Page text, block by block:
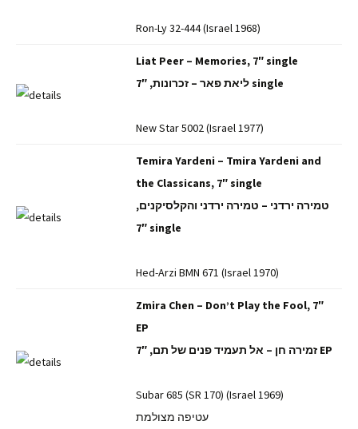
Ron-Ly 32-444 (Israel 1968)
Liat Peer – Memories, 7″ single
ליאת פאר – זכרונות, 7″ single
New Star 5002 (Israel 1977)
Temira Yardeni – Tmira Yardeni and
the Classicans, 7″ single
טמירה ירדני – טמירה ירדני והקלסיקנים,
7″ single
Hed-Arzi BMN 671 (Israel 1970)
Zmira Chen – Don’t Play the Fool, 7″
EP
זמירה חן – אל תעמיד פנים של תם, 7″ EP
Subar 685 (SR 170) (Israel 1969)
עטיפה מצולמת